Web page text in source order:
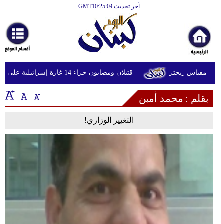
آخر تحديث GMT10:25:09
أخبارعاجلة
رياضة
ثقافة
إقتصاد
وموسيقى
أزياء
قتيلان ومصابون جراء 14 غارة إسرائيلية على شرق وجنوب لبنان
بقلم : محمد أمين
التغيير الوزاري!